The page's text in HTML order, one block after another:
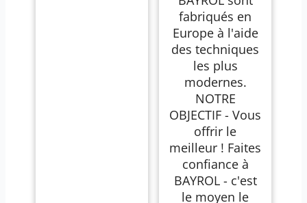
fabriqués en
Europe à l'aide
des techniques
les plus
modernes.
NOTRE
OBJECTIF - Vous
offrir le
meilleur ! Faites
confiance à
BAYROL - c'est
le moyen le